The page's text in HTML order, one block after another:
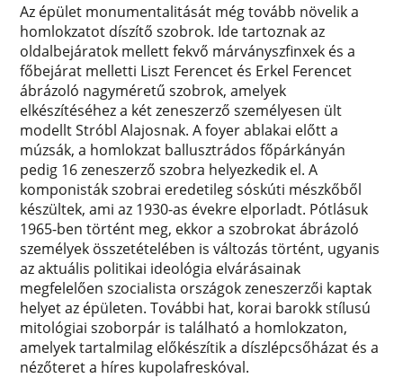
Az épület monumentalitását még tovább növelik a
homlokzatot díszítő szobrok. Ide tartoznak az
oldalbejáratok mellett fekvő márványszfinxek és a
főbejárat melletti Liszt Ferencet és Erkel Ferencet
ábrázoló nagyméretű szobrok, amelyek
elkészítéséhez a két zeneszerző személyesen ült
modellt Stróbl Alajosnak. A foyer ablakai előtt a
múzsák, a homlokzat ballusztrádos főpárkányán
pedig 16 zeneszerző szobra helyezkedik el. A
komponisták szobrai eredetileg sóskúti mészkőből
készültek, ami az 1930-as évekre elporladt. Pótlásuk
1965-ben történt meg, ekkor a szobrokat ábrázoló
személyek összetételében is változás történt, ugyanis
az aktuális politikai ideológia elvárásainak
megfelelően szocialista országok zeneszerzői kaptak
helyet az épületen. További hat, korai barokk stílusú
mitológiai szoborpár is található a homlokzaton,
amelyek tartalmilag előkészítik a díszlépcsőházat és a
nézőteret a híres kupolafreskóval.